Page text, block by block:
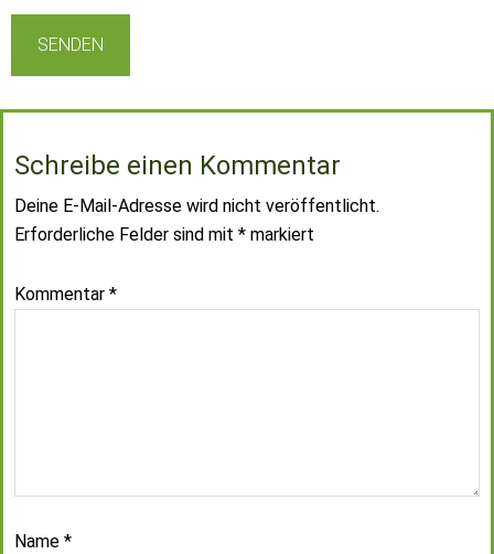
Schreibe einen Kommentar
Deine E-Mail-Adresse wird nicht veröffentlicht.
Erforderliche Felder sind mit * markiert
Kommentar *
Name *